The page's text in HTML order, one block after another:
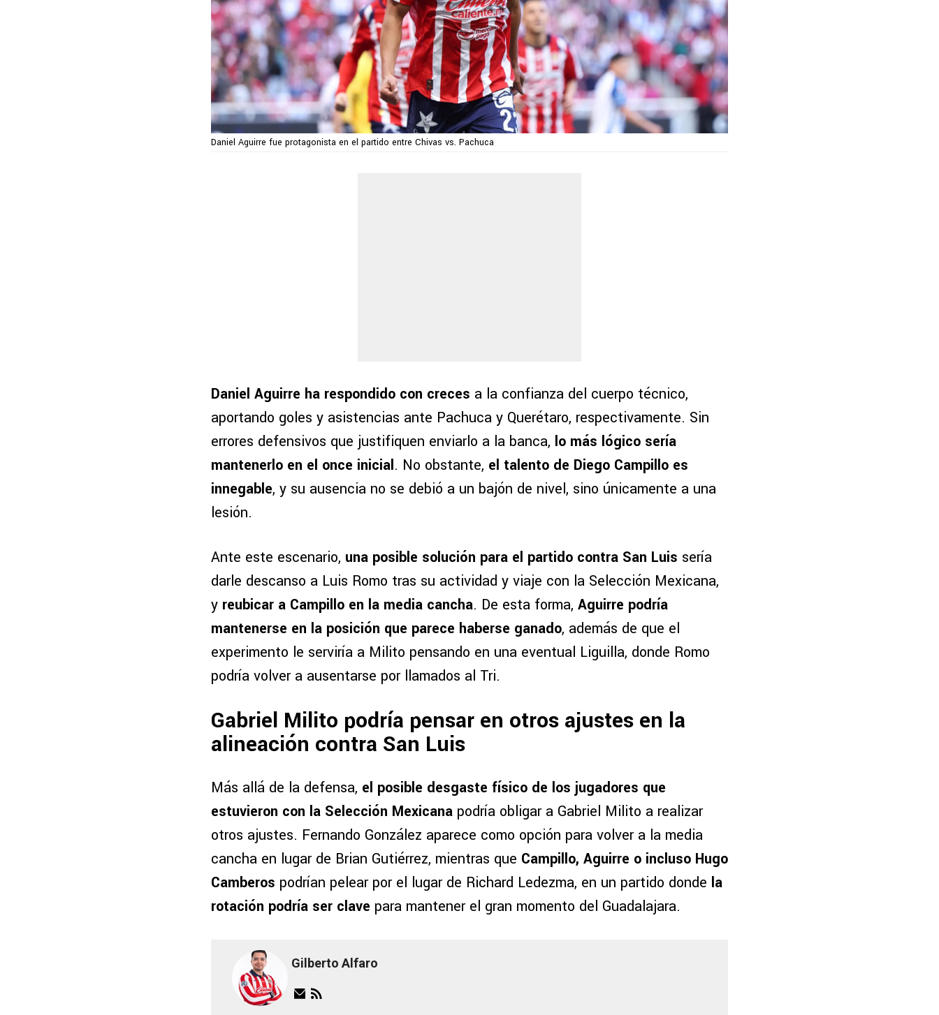
Daniel Aguirre fue protagonista en el partido entre Chivas vs. Pachuca
Daniel Aguirre ha respondido con creces a la confianza del cuerpo técnico,
aportando goles y asistencias ante Pachuca y Querétaro, respectivamente. Sin
errores defensivos que justifiquen enviarlo a la banca, lo más lógico sería
mantenerlo en el once inicial. No obstante, el talento de Diego Campillo es
innegable, y su ausencia no se debió a un bajón de nivel, sino únicamente a una
lesión.
Ante este escenario, una posible solución para el partido contra San Luis sería
darle descanso a Luis Romo tras su actividad y viaje con la Selección Mexicana,
y reubicar a Campillo en la media cancha. De esta forma, Aguirre podría
mantenerse en la posición que parece haberse ganado, además de que el
experimento le serviría a Milito pensando en una eventual Liguilla, donde Romo
podría volver a ausentarse por llamados al Tri.
Gabriel Milito podría pensar en otros ajustes en la
alineación contra San Luis
Más allá de la defensa, el posible desgaste físico de los jugadores que
estuvieron con la Selección Mexicana podría obligar a Gabriel Milito a realizar
otros ajustes. Fernando González aparece como opción para volver a la media
cancha en lugar de Brian Gutiérrez, mientras que Campillo, Aguirre o incluso Hugo
Camberos podrían pelear por el lugar de Richard Ledezma, en un partido donde la
rotación podría ser clave para mantener el gran momento del Guadalajara.
Gilberto Alfaro